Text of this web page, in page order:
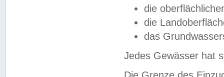
die
die
das
Jedes Gewässer hat